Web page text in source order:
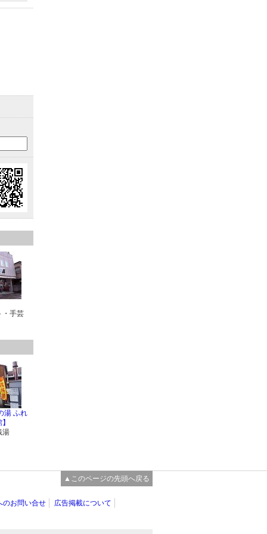
・手芸
湯 ふれ
湯
▲このページの先頭へ戻る
のお問い合せ
広告掲載について